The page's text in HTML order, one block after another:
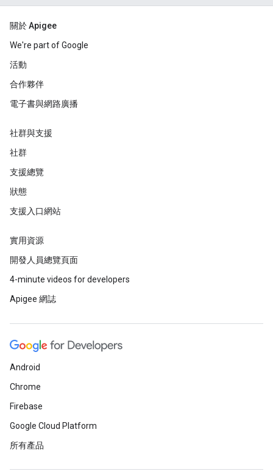
關於 Apigee
We're part of Google
活動
合作夥伴
電子書與網路廣播
社群與支援
社群
支援總覽
狀態
支援入口網站
實用資源
開發人員總覽頁面
4-minute videos for developers
Apigee 網誌
Android
Chrome
Firebase
Google Cloud Platform
所有產品